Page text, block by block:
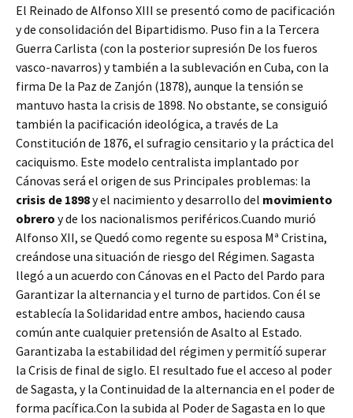
El Reinado de Alfonso XIII se presentó como de pacificación
y de consolidación del Bipartidismo. Puso fin a la Tercera
Guerra Carlista (con la posterior supresión De los fueros
vasco-navarros) y también a la sublevación en Cuba, con la
firma De la Paz de Zanjón (1878), aunque la tensión se
mantuvo hasta la crisis de 1898. No obstante, se consiguió
también la pacificación ideológica, a través de La
Constitución de 1876, el sufragio censitario y la práctica del
caciquismo. Este modelo centralista implantado por
Cánovas será el origen de sus Principales problemas: la
crisis de 1898y el nacimiento y desarrollo del movimiento
obrero y de los nacionalismos periféricos.Cuando murió
Alfonso XII, se Quedó como regente su esposa Mª Cristina,
creándose una situación de riesgo del Régimen. Sagasta
llegó a un acuerdo con Cánovas en el Pacto del Pardo para
Garantizar la alternancia y el turno de partidos. Con él se
establecía la Solidaridad entre ambos, haciendo causa
común ante cualquier pretensión de Asalto al Estado.
Garantizaba la estabilidad del régimen y permitíó superar
la Crisis de final de siglo. El resultado fue el acceso al poder
de Sagasta, y la Continuidad de la alternancia en el poder de
forma pacífica.Con la subida al Poder de Sagasta en lo que